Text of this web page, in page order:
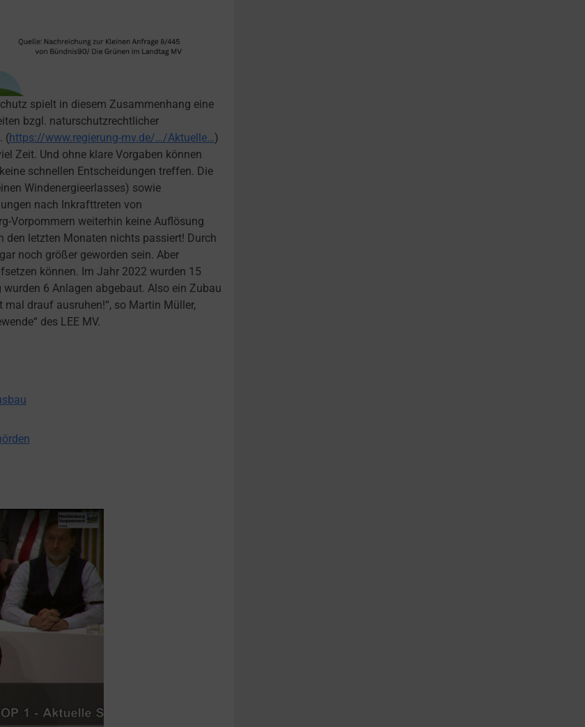
spielt in diesem Zusammenhang eine
bzgl. naturschutzrechtlicher
(https://www.regierung-mv.de/…/Aktuelle…)
Zeit. Und ohne klare Vorgaben können
schnellen Entscheidungen treffen. Die
Windenergieerlasses) sowie
nach Inkrafttreten von
Vorpommern weiterhin keine Auflösung
den letzten Monaten nichts passiert! Durch
noch größer geworden sein. Aber
können. Im Jahr 2022 wurden 15
6 Anlagen abgebaut. Also ein Zubau
drauf ausruhen!“, so Martin Müller,
des LEE MV.